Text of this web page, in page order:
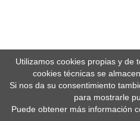
Utilizamos cookies propias y de
cookies técnicas se
Si nos da su consentimiento
para mostrarle
Puede obtener más información